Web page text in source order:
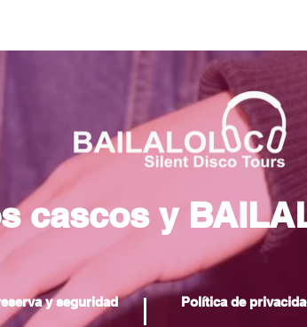
cascos y
y seguridad Política de